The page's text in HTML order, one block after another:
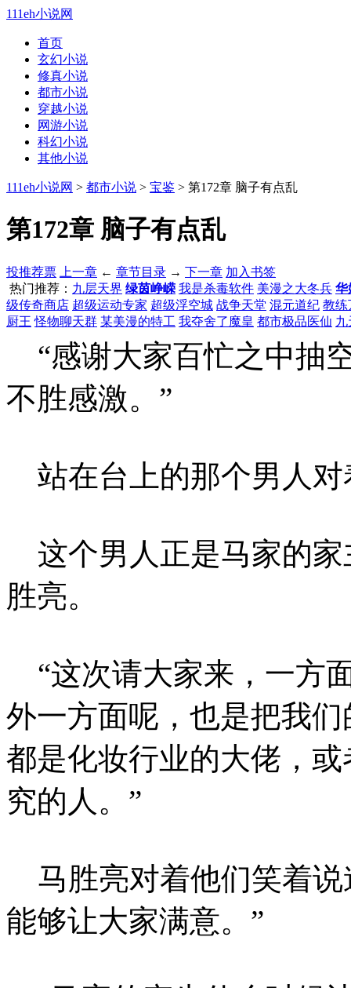
111eh小说网
首页
玄幻小说
修真小说
都市小说
穿越小说
网游小说
科幻小说
其他小说
111eh小说网 > 都市小说 > 宝鉴 > 第172章 脑子有点乱
第172章 脑子有点乱
投推荐票 上一章 ← 章节目录 → 下一章 加入书签
热门推荐： 九层天界 绿茵峥嵘 我是杀毒软件 美漫之大冬兵 华
级传奇商店 超级运动专家 超级浮空城 战争天堂 混元道纪 教练
厨王 怪物聊天群 某美漫的特工 我夺舍了魔皇 都市极品医仙 九
“感谢大家百忙之中抽
不胜感激。”
站在台上的那个男人对
这个男人正是马家的
胜亮。
“这次请大家来，一方
外一方面呢，也是把我
都是化妆行业的大佬，
究的人。”
马胜亮对着他们笑着说
能够让大家满意。”